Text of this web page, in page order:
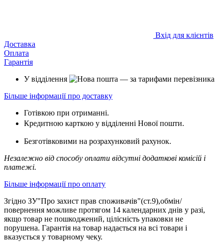
Вхід для клієнтів
Доставка
Оплата
Гарантія
У відділення
— за тарифами перевізника
Більше інформації про доставку
Готівкою при отриманні.
Кредитною карткою у відділенні Нової пошти.
Безготівковими на розрахунковий рахунок.
Незалежно від способу оплати відсутні додаткові комісій і
платежі.
Більше інформації про оплату
Згідно ЗУ"Про захист прав споживачів"(ст.9),обмін/
повернення можливе протягом 14 календарних днів у разі,
якщо товар не пошкоджений, цілісність упаковки не
порушена. Гарантія на товар надається на всі товари і
вказується у товарному чеку.